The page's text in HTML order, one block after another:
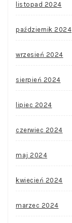
listopad 2024
październik 2024
wrzesień 2024
sierpień 2024
lipiec 2024
czerwiec 2024
maj 2024
kwiecień 2024
marzec 2024